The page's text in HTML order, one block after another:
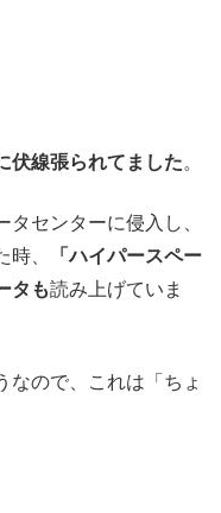
伏線張られてました。
センターに侵入し、
、
「ハイパースペー
タも読み上げていま
なので、これは「ちょ